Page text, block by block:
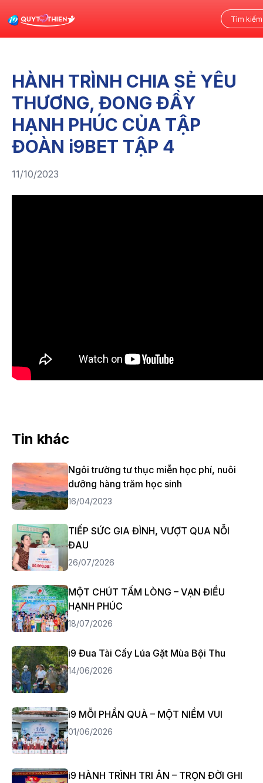
HÀNH TRÌNH CHIA SẺ YÊU
THƯƠNG, ĐONG ĐẦY
HẠNH PHÚC CỦA TẬP
ĐOÀN i9BET TẬP 4
11/10/2023
Tin khác
Ngôi trường tư thục miễn học phí, nuôi
dưỡng hàng trăm học sinh
16/04/2023
TIẾP SỨC GIA ĐÌNH, VƯỢT QUA NỖI
ĐAU
26/07/2026
MỘT CHÚT TẤM LÒNG – VẠN ĐIỀU
HẠNH PHÚC
18/07/2026
i9 Đua Tài Cấy Lúa Gặt Mùa Bội Thu
14/06/2026
i9 MỖI PHẦN QUÀ – MỘT NIỀM VUI
01/06/2026
i9 HÀNH TRÌNH TRI ÂN – TRỌN ĐỜI GHI